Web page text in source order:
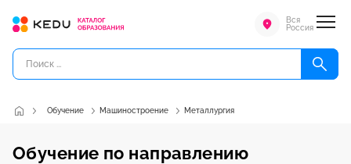
Вся
Россия
Обучение Машиностроение Металлургия
Обучение по направлению